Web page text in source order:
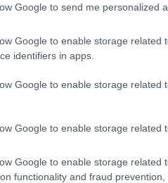
Google to send me personalized
Google to enable storage related
identifiers in apps.
Google to enable storage related
Google to enable storage related
Google to enable storage related
functionality and fraud prevention,